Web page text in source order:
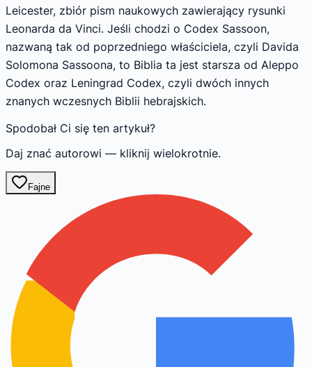
Leicester, zbiór pism naukowych zawierający rysunki
Leonarda da Vinci. Jeśli chodzi o Codex Sassoon,
nazwaną tak od poprzedniego właściciela, czyli Davida
Solomona Sassoona, to Biblia ta jest starsza od Aleppo
Codex oraz Leningrad Codex, czyli dwóch innych
znanych wczesnych Biblii hebrajskich.
Spodobał Ci się ten artykuł?
Daj znać autorowi — kliknij wielokrotnie.
Fajne